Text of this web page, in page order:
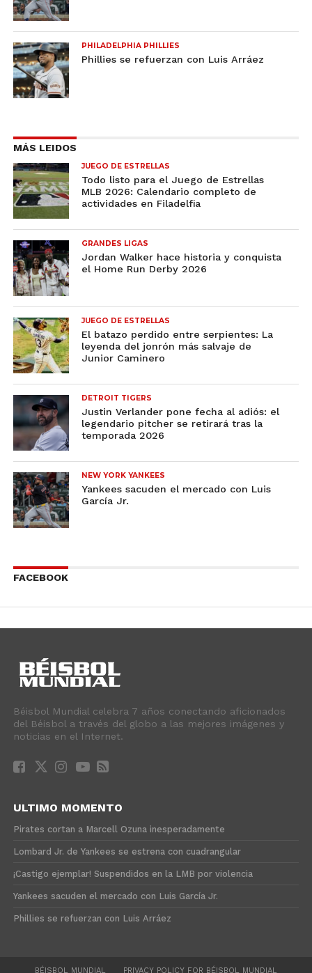
PHILADELPHIA PHILLIES
Phillies se refuerzan con Luis Arráez
MÁS LEIDOS
JUEGO DE ESTRELLAS
Todo listo para el Juego de Estrellas
MLB 2026: Calendario completo de
actividades en Filadelfia
GRANDES LIGAS
Jordan Walker hace historia y conquista
el Home Run Derby 2026
JUEGO DE ESTRELLAS
El batazo perdido entre serpientes: La
leyenda del jonrón más salvaje de
Junior Caminero
DETROIT TIGERS
Justin Verlander pone fecha al adiós: el
legendario pitcher se retirará tras la
temporada 2026
NEW YORK YANKEES
Yankees sacuden el mercado con Luis
García Jr.
FACEBOOK
Béisbol Mundial celebra 7 años conectando aficionados
del Béisbol a través del globo a las mejores imágenes y
noticias en el Internet.
ULTIMO MOMENTO
Pirates cortan a Marcell Ozuna inesperadamente
Lombard Jr. de Yankees se estrena con cuadrangular
¡Castigo ejemplar! Suspendidos en la LMB por violencia
Yankees sacuden el mercado con Luis García Jr.
Phillies se refuerzan con Luis Arráez
BÉISBOL MUNDIAL PRIVACY POLICY FOR BÉISBOL MUNDIAL